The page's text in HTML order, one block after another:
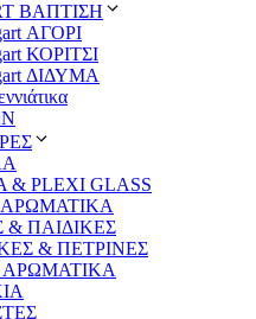
ΒΑΠΤΙΣΗ
ΑΓΟΡΙ
ΚΟΡΙΤΣΙ
ΔΙΔΥΜΑ
& PLEXI GLASS
& ΠΑΙΔΙΚΕΣ
& ΠΕΤΡΙΝΕΣ
ΑΡΩΜΑΤΙΚΑ